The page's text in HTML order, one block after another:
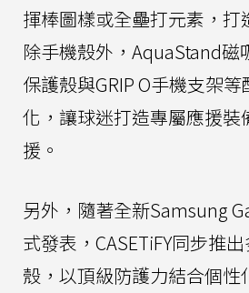
揮棒圖樣或全壘打元素，打
除手機殼外，AquaStand磁
保護殼與GRIP O手機支架
化，讓球迷打造專屬應援裝
援。
另外，隨著全新Samsung
式發表，CASETiFY同步推
殼，以頂級防護力結合個性